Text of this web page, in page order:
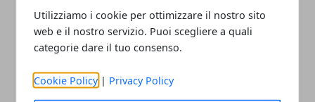
Utilizziamo i cookie per ottimizzare il nostro sito
web e il nostro servizio. Puoi scegliere a quali
categorie dare il tuo consenso.
Cookie Policy | Privacy Policy
ARTICOLI CORRELATI